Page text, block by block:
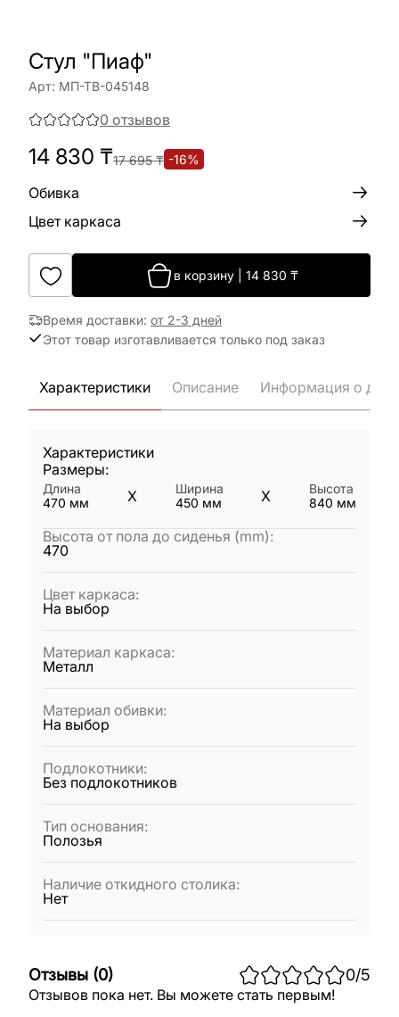
Стул "Пиаф"
Арт: МП-ТВ-045148
0 отзывов
14 830 ₸17 695₸ -16%
Обивка
Цвет каркаса
в корзину| 14 830 ₸
Время доставки: от 2-3 дней
Этот товар изготавливается только под заказ
Характеристики Описание Информация о
Характеристики
Размеры:
Длина
470 мм X
Ширина
450 мм X
Высота
840 мм
Высота от пола до сиденья (mm):
470
Цвет каркаса:
На выбор
Материал каркаса:
Металл
Материал обивки:
На выбор
Подлокотники:
Без подлокотников
Тип основания:
Полозья
Наличие откидного столика:
Нет
Отзывы (0) 0/5
Отзывов пока нет. Вы можете стать первым!